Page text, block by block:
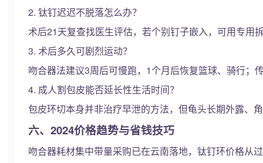
2. 钛钉迟迟不脱落怎么办？
术后21天复查找医生评估，若个别钉子嵌入，可用专用
3. 术后多久可剧烈运动？
吻合器法建议3周后可慢跑，1个月后恢复篮球、骑行；
4. 成人割包皮能否延长性生活时间？
包皮环切本身并非治疗早泄的方法，但龟头长期外露、
六、2024价格趋势与省钱技巧
吻合器耗材集中带量采购已在云南落地，钛钉环价格从